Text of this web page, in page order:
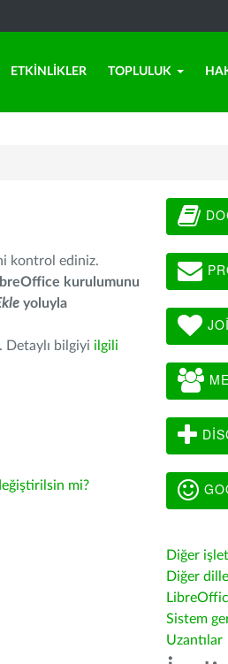
ETKINLIKLER TOPLULUK
kontrol ediniz.
kurulumunu
yoluyla
Detaylı bilgiyi ilgili
mi?
Diğer
Diğer
Sistem
Uzantılar